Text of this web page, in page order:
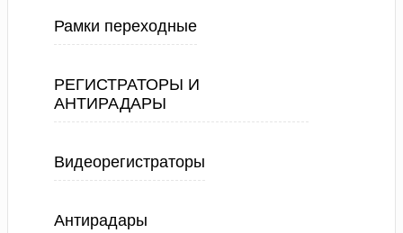
Рамки переходные
РЕГИСТРАТОРЫ И
АНТИРАДАРЫ
Видеорегистраторы
Антирадары